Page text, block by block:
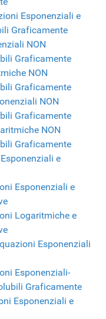
Esponenziali e
Graficamente
NON
Graficamente
NON
Graficamente
NON
Graficamente
NON
Graficamente
e
Esponenziali e
Logaritmiche e
Esponenziali
Esponenziali-
Graficamente
Esponenziali e